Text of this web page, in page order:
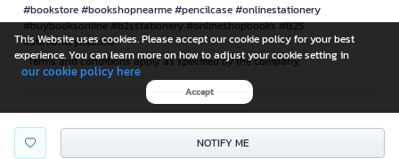
NOTIFY ME
#bookstore #bookshopnearme #pencilcase #onlinestationery
#buybooksonline #b2sstationery #onlineshopbooks #B2S
#stationerynearme
*Terms and conditions apply as specified by the company.
is a company operating under
This Website uses cookies. Please accept our cookie policy for your best
experience. You can learn more on how to adjust your cookie setting in
our cookie policy here
Accept